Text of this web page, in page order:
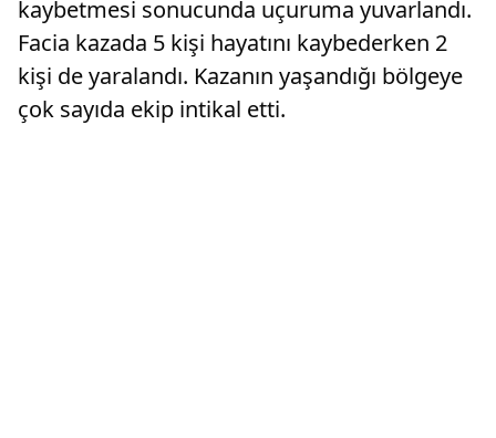
kaybetmesi sonucunda uçuruma yuvarlandı.
Facia kazada 5 kişi hayatını kaybederken 2
kişi de yaralandı. Kazanın yaşandığı bölgeye
çok sayıda ekip intikal etti.